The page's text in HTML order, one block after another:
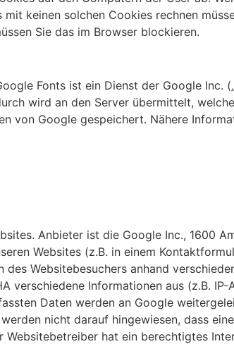
keinen solchen Cookies rechnen
Sie das im Browser blockieren.
Fonts ist ein Dienst der Google Inc.
wird an den Server übermittelt,
von Google gespeichert. Nähere
Anbieter ist die Google Inc., 1600
Websites (z.B. in einem
Websitebesuchers anhand
Informationen aus (z.B.
Daten werden an Google
nicht darauf hingewiesen, dass
hat ein berechtigtes